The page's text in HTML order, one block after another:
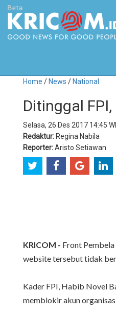
Home / News / National
Ditinggal
Selasa, 26 Des 2017 14:45
Redaktur: Regina Nabila
Reporter:Aristo Setiawan
KRICOM - Front
website tersebut tidak
Kader FPI, Habib Novel
memblokir akun